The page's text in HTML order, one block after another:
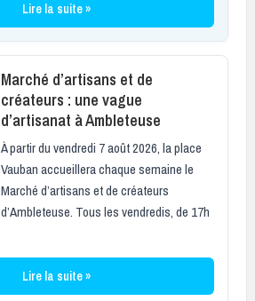
Lire la suite »
Marché d’artisans et de
créateurs : une vague
d’artisanat à Ambleteuse
À partir du vendredi 7 août 2026, la place
Vauban accueillera chaque semaine le
Marché d’artisans et de créateurs
d’Ambleteuse. Tous les vendredis, de 17h
Lire la suite »